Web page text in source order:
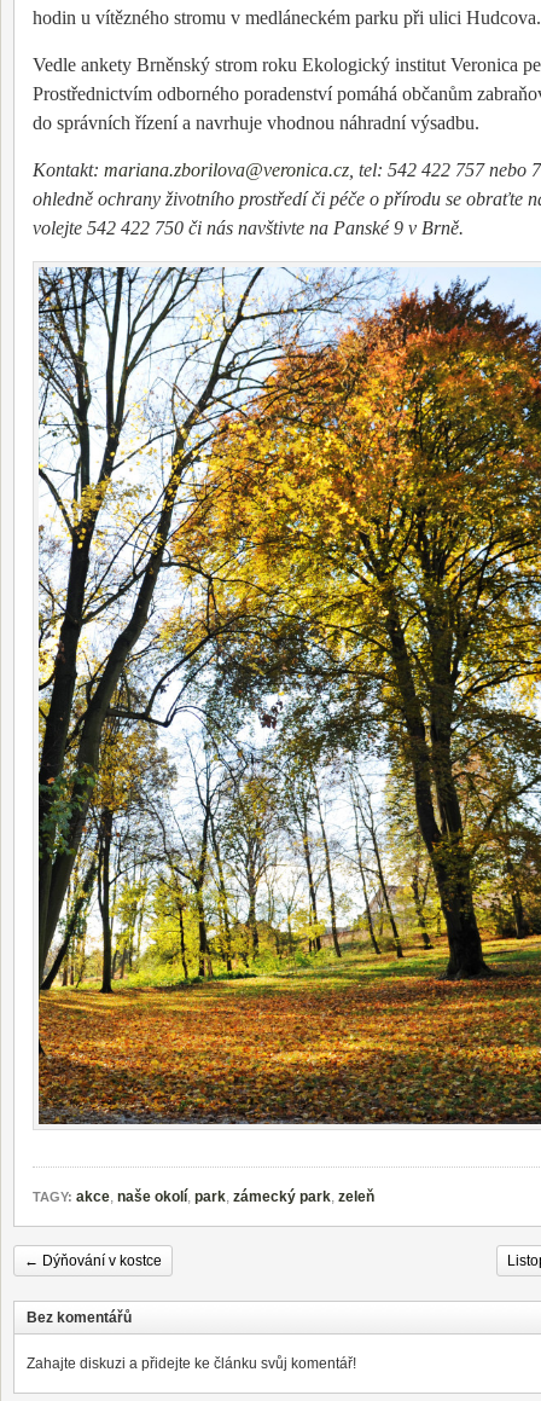
hodin u vítězného stromu v medláneckém parku při ulici Hudcova.
Vedle ankety Brněnský strom roku Ekologický institut Veronica
Prostřednictvím odborného poradenství pomáhá občanům
do správních řízení a navrhuje vhodnou náhradní výsadbu.
Kontakt: mariana.zborilova@veronica.cz , tel: 542 422 757 nebo
ohledně ochrany životního prostředí či péče o přírodu se obraťte
volejte 542 422 750 či nás navštivte na Panské 9 v Brně.
TAGY: akce, naše okolí, park, zámecký park, zeleň
← Dýňování v kostce
Bez komentářů
Zahajte diskuzi a přidejte ke článku svůj komentář!